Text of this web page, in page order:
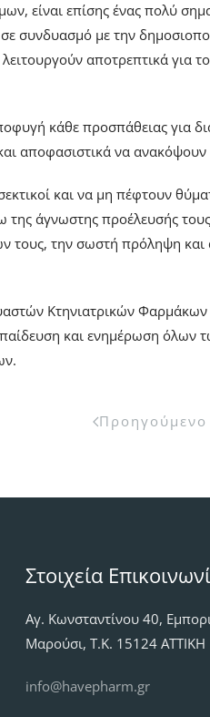
είναι επίσης ένας πολύ
συνδυασμό με την
αποτρεπτικά για
κάθε προσπάθειας για
αποφασιστικά να
και να μη πέφτουν
άγνωστης προέλευσής
τους, την σωστή πρόληψη
Κτηνιατρικών Φαρμάκων
και ενημέρωση
Προηγούμενο
Στοιχεία
Αγ. Κωνσταντίνου 40,
Μαρούσι, Τ.Κ. 15124 ΑΤΤΙΚΗ
info@havepharm.gr